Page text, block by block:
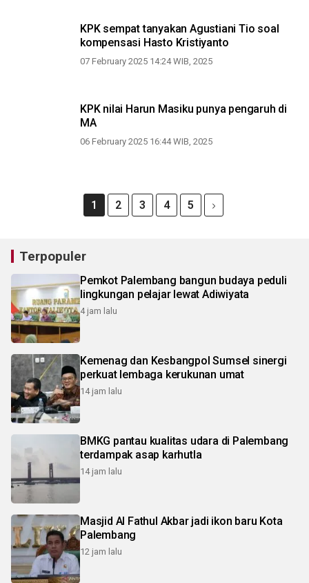
KPK sempat tanyakan Agustiani Tio soal
kompensasi Hasto Kristiyanto
07 February 2025 14:24 WIB, 2025
KPK nilai Harun Masiku punya pengaruh di
MA
06 February 2025 16:44 WIB, 2025
1 2 3 4 5
Terpopuler
Pemkot Palembang bangun budaya peduli
lingkungan pelajar lewat Adiwiyata
4 jam lalu
Kemenag dan Kesbangpol Sumsel sinergi
perkuat lembaga kerukunan umat
14 jam lalu
BMKG pantau kualitas udara di Palembang
terdampak asap karhutla
14 jam lalu
Masjid Al Fathul Akbar jadi ikon baru Kota
Palembang
12 jam lalu